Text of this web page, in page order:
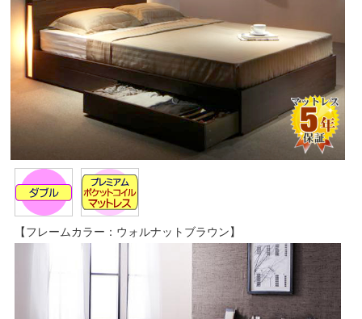
【フレームカラー：ウォルナットブラウン】